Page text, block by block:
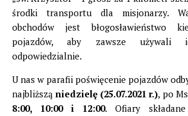
środki transportu dla misjonarzy.
obchodów jest błogosławieństwo
pojazdów, aby zawsze
odpowiedzialnie.
U nas w parafii poświęcenie pojazdów
najbliższąniedzielę (25.07.2021 r.), po
8:00, 10:00 i 12:00. Ofiary